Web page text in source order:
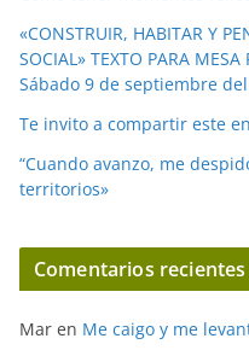
«CONSTRUIR, HABITAR Y
SOCIAL» TEXTO PARA
Sábado 9 de septiembre
Te invito a compartir este
“Cuando avanzo, me
territorios»
Comentarios recientes
Mar en Me caigo y me